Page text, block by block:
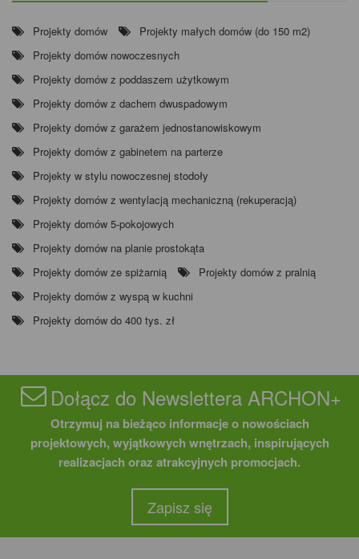
Projekty domów
Projekty małych domów (do 150 m2)
Projekty domów nowoczesnych
Projekty domów z poddaszem użytkowym
Projekty domów z dachem dwuspadowym
Projekty domów z garażem jednostanowiskowym
Projekty domów z gabinetem na parterze
Projekty w stylu nowoczesnej stodoły
Projekty domów z wentylacją mechaniczną (rekuperacją)
Projekty domów 5-pokojowych
Projekty domów na planie prostokąta
Projekty domów ze spiżarnią
Projekty domów z pralnią
Projekty domów z wyspą w kuchni
Projekty domów do 400 tys. zł
Dołącz do Newslettera ARCHON+
Otrzymuj na bieżąco informacje o nowościach
projektowych, wyjątkowych wnętrzach, inspirujących
realizacjach oraz atrakcyjnych promocjach.
Zapisz się